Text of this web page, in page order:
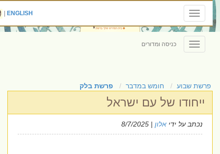
Toggle
navigation
ENGLISH
|
Toggle
navigation
כניסה ומדורים
פרשת שבוע חומש במדבר פרשת בלק
ייחודו של עם ישראל
נכתב על ידיאלון| 8/7/2025